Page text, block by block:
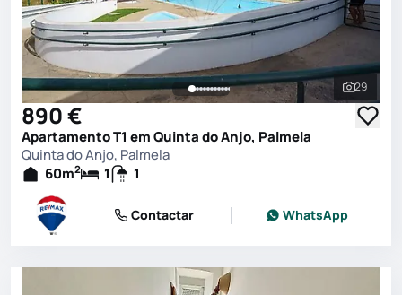
Ver
29
890 €
Apartamento T1 em Quinta do Anjo, Palmela
Quinta do Anjo, Palmela
60m2 1 1
Contactar WhatsApp